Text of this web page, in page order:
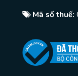
Mã số thuế: